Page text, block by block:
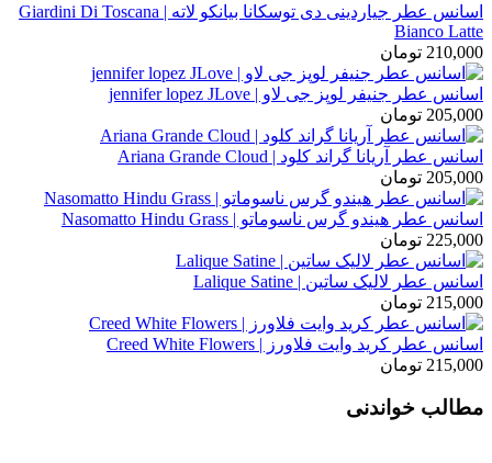
اسانس عطر جیاردینی دی توسکانا بیانکو لاته | Giardini Di Toscana
Bianco Latte
210,000 تومان
اسانس عطر جنیفر لوپز جی لاو | jennifer lopez JLove
205,000 تومان
اسانس عطر آریانا گراند کلود | Ariana Grande Cloud
205,000 تومان
اسانس عطر هیندو گرس ناسوماتو | Nasomatto Hindu Grass
225,000 تومان
اسانس عطر لالیک ساتین | Lalique Satine
215,000 تومان
اسانس عطر کرید وایت فلاورز | Creed White Flowers
215,000 تومان
مطالب خواندنی